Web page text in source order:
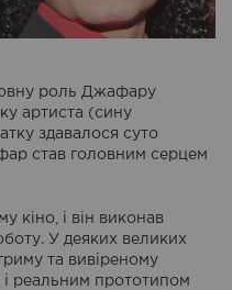
роль Джафару
артиста (сину
здавалося суто
став головним серцем
кіно, і він виконав
У деяких великих
та вивіреному
реальним прототипом